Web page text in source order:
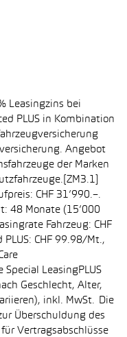
Leasingzins bei
PLUS in Kombination
Angebot
der Marken
CHF 31’990.–.
48 Monate (15’000
Fahrzeug: CHF
CHF 99.98/Mt.,
LeasingPLUS
Geschlecht, Alter,
inkl. MwSt. Die
Überschuldung des
Vertragsabschlüsse